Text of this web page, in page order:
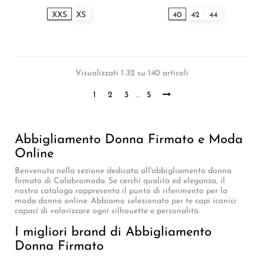
XXS XS 40 42 44
Visualizzati 1-32 su 140 articoli
1 2 3 … 5
Abbigliamento Donna Firmato e Moda
Online
Benvenuta nella sezione dedicata all'abbigliamento donna
firmato di Calabromoda. Se cerchi qualità ed eleganza, il
nostro catalogo rappresenta il punto di riferimento per la
moda donna online. Abbiamo selezionato per te capi iconici
capaci di valorizzare ogni silhouette e personalità.
I migliori brand di Abbigliamento
Donna Firmato